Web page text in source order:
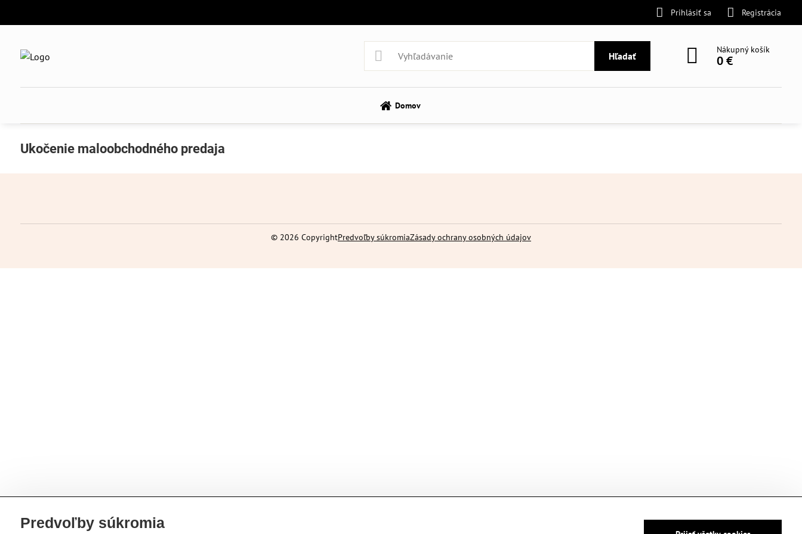
Prihlásiť sa Registrácia
Hľadať
Nákupný košík
0 €
Domov
Ukočenie maloobchodného predaja
© 2026 CopyrightPredvoľby súkromiaZásady ochrany osobných údajov
Predvoľby súkromia